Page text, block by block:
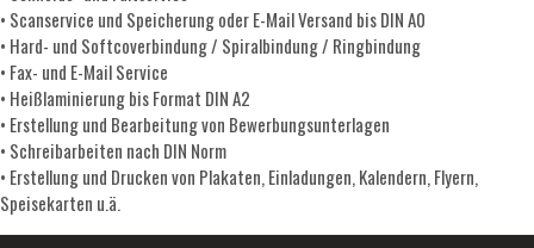
• Scanservice und Speicherung oder E-Mail Versand bis DIN A0
• Hard- und Softcoverbindung / Spiralbindung / Ringbindung
• Fax- und E-Mail Service
• Heißlaminierung bis Format DIN A2
• Erstellung und Bearbeitung von Bewerbungsunterlagen
• Schreibarbeiten nach DIN Norm
• Erstellung und Drucken von Plakaten, Einladungen, Kalendern, Flyern,
Speisekarten u.ä.